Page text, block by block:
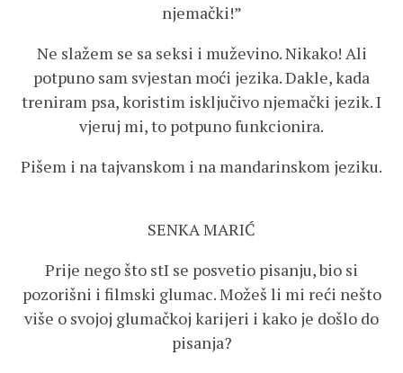
njemački!”
Ne slažem se sa seksi i muževino. Nikako! Ali
potpuno sam svjestan moći jezika. Dakle, kada
treniram psa, koristim isključivo njemački jezik. I
vjeruj mi, to potpuno funkcionira.
Pišem i na tajvanskom i na mandarinskom jeziku.
SENKA MARIĆ
Prije nego što stI se posvetio pisanju, bio si
pozorišni i filmski glumac. Možeš li mi reći nešto
više o svojoj glumačkoj karijeri i kako je došlo do
pisanja?